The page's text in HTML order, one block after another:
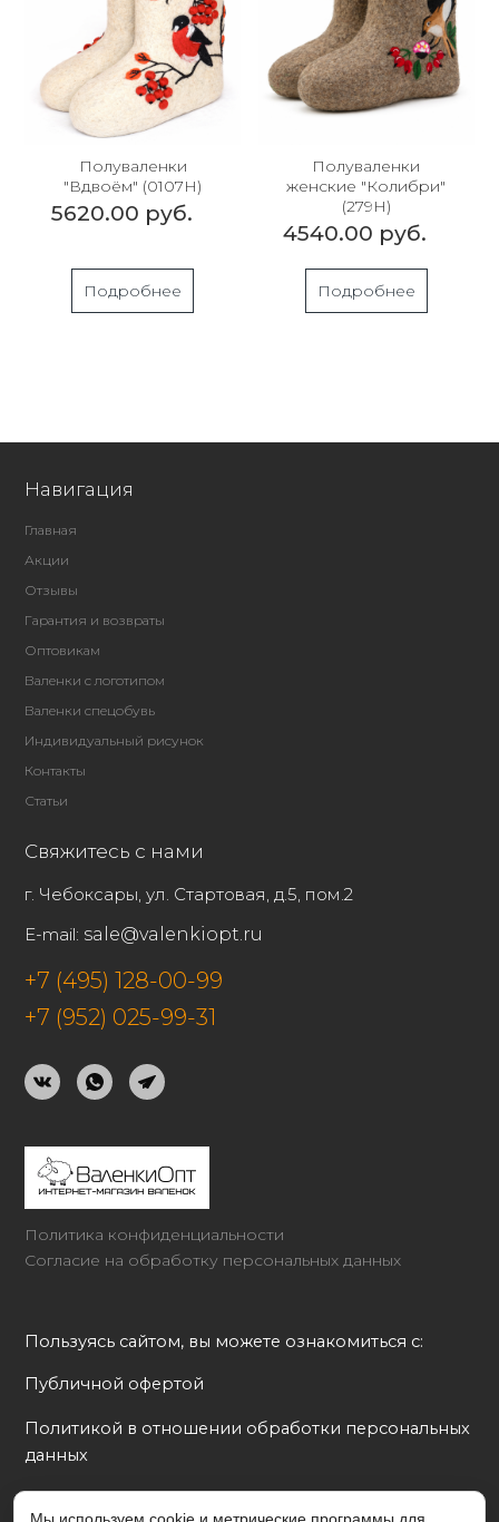
Полуваленки
"Вдвоём" (0107Н)
5620.00 руб.
Подробнее
Полуваленки
женские "Колибри"
(279Н)
4540.00 руб.
Подробнее
Политика конфиденциальности
Согласие на обработку персональных данных
Пользуясь сайтом, вы можете ознакомиться с:
Публичной офертой
Политикой в отношении обработки персональных
данных
Навигация
Главная
Акции
Отзывы
Гарантия и возвраты
Оптовикам
Валенки с логотипом
Валенки спецобувь
Индивидуальный рисунок
Контакты
Статьи
Свяжитесь с нами
г. Чебоксары, ул. Стартовая, д.5, пом.2
E-mail: sale@valenkiopt.ru
+7 (495) 128-00-99
+7 (952) 025-99-31